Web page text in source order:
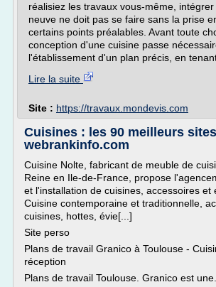
réalisiez les travaux vous-même,
neuve ne doit pas se faire sans la prise
certains points préalables. Avant toute
conception d'une cuisine passe
l'établissement d'un plan précis, en
Lire la suite
Site : https://travaux.mondevis.com
Cuisines : les 90 meilleurs
webrankinfo.com
Cuisine Nolte, fabricant de meuble de
Reine en Ile-de-France, propose
et l'installation de cuisines, accessoires et
Cuisine contemporaine et traditionnelle,
cuisines, hottes, évie[...]
Site perso
Plans de travail Granico à Toulouse -
réception
Plans de travail Toulouse. Granico est une...